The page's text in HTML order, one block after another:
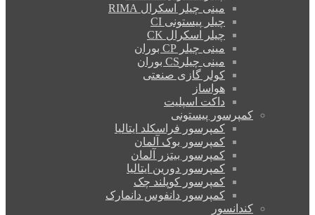
مینی چیلر اسکرال RIMA
چیلر پیستونی CI
چیلر اسکرال CK
مینی چیلر CP بوران
مینی چیلرCS بوران
کولر گازی صنعتی
هواساز
داکت اسپلیت
کمپرسور پیستونی
کمپرسور فراسکلد ایتالیا
کمپرسور بوک آلمان
کمپرسور بیتزر آلمان
کمپرسور دورین ایتالیا
کمپرسور کوپلند چک
کمپرسور دانفوس دانمارک
کندانسور